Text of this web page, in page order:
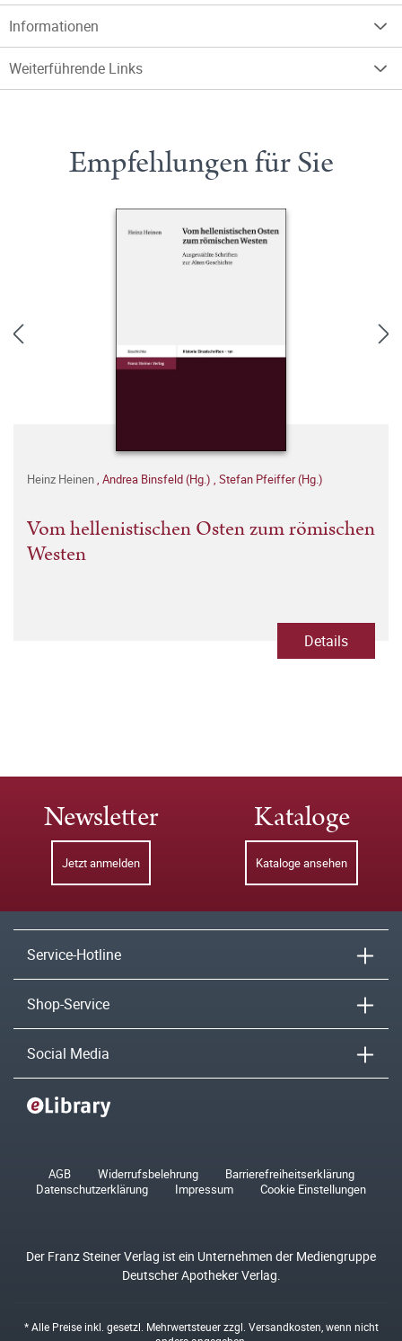
Informationen
Weiterführende Links
Empfehlungen für Sie
Heinz Heinen, Andrea Binsfeld (Hg.) , Stefan Pfeiffer (Hg.)
Vom hellenistischen Osten zum römischen
Westen
Details
Newsletter
Jetzt anmelden
Kataloge
Kataloge ansehen
Service-Hotline
Shop-Service
Social Media
AGB Widerrufsbelehrung
Barrierefreiheitserklärung
Datenschutzerklärung
Impressum Cookie Einstellungen
Der Franz Steiner Verlag ist ein Unternehmen der Mediengruppe
Deutscher Apotheker Verlag.
* Alle Preise inkl. gesetzl. Mehrwertsteuer zzgl. Versandkosten , wenn nicht